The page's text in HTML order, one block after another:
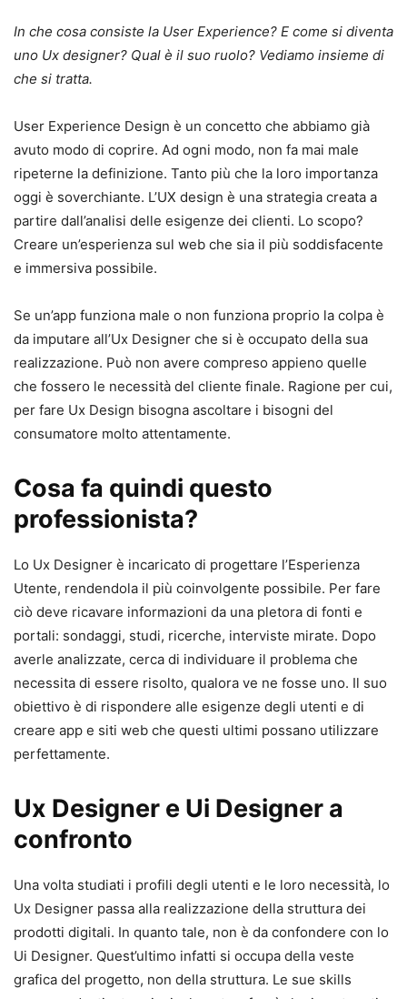
In che cosa consiste la User Experience? E come si diventa
uno Ux designer? Qual è il suo ruolo? Vediamo insieme di
che si tratta.
User Experience Design è un concetto che abbiamo già
avuto modo di coprire. Ad ogni modo, non fa mai male
ripeterne la definizione. Tanto più che la loro importanza
oggi è soverchiante. L’UX design è una strategia creata a
partire dall’analisi delle esigenze dei clienti. Lo scopo?
Creare un’esperienza sul web che sia il più soddisfacente
e immersiva possibile.
Se un’app funziona male o non funziona proprio la colpa è
da imputare all’Ux Designer che si è occupato della sua
realizzazione. Può non avere compreso appieno quelle
che fossero le necessità del cliente finale. Ragione per cui,
per fare Ux Design bisogna ascoltare i bisogni del
consumatore molto attentamente.
Cosa fa quindi questo
professionista?
Lo Ux Designer è incaricato di progettare l’Esperienza
Utente, rendendola il più coinvolgente possibile. Per fare
ciò deve ricavare informazioni da una pletora di fonti e
portali: sondaggi, studi, ricerche, interviste mirate. Dopo
averle analizzate, cerca di individuare il problema che
necessita di essere risolto, qualora ve ne fosse uno. Il suo
obiettivo è di rispondere alle esigenze degli utenti e di
creare app e siti web che questi ultimi possano utilizzare
perfettamente.
Ux Designer e Ui Designer a
confronto
Una volta studiati i profili degli utenti e le loro necessità, lo
Ux Designer passa alla realizzazione della struttura dei
prodotti digitali. In quanto tale, non è da confondere con lo
Ui Designer. Quest’ultimo infatti si occupa della veste
grafica del progetto, non della struttura. Le sue skills